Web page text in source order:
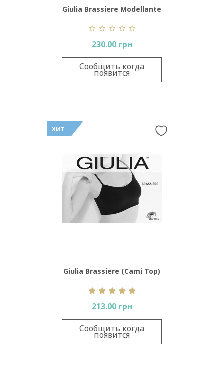
Giulia Brassiere Modellante
230.00 грн
Сообщить когда
появится
Giulia Brassiere (Cami Top)
213.00 грн
Сообщить когда
появится